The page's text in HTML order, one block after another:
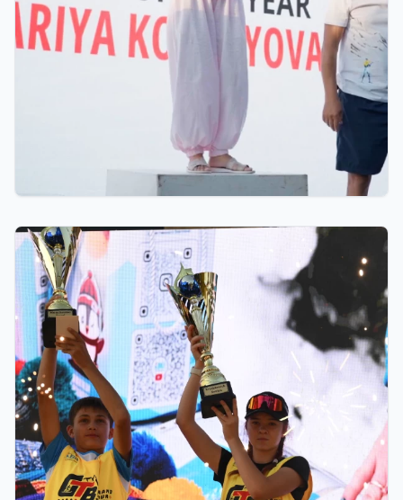
Қостанайлық бапкер биатлоннан үздік балалар
жаттықтырушысы атанды